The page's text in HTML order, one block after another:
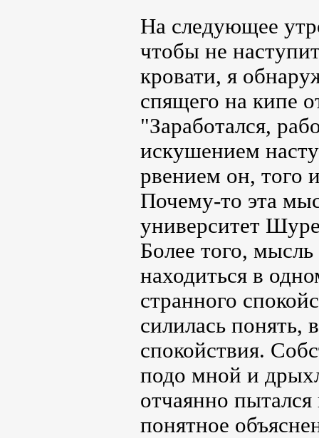
На следующее
чтобы не
кровати, я
спящего на кипе
"Заработался,
искушением
рвением он, того
Почему-то эта
университет
Более того,
находиться в
странного
силилась понять,
спокойствия.
подо мной и
отчаянно
понятное